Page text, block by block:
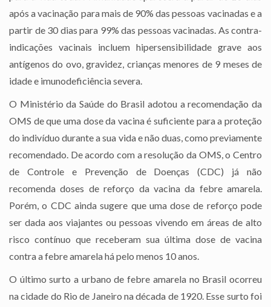
após a vacinação para mais de 90% das pessoas vacinadas e a
partir de 30 dias para 99% das pessoas vacinadas. As contra-
indicações vacinais incluem hipersensibilidade grave aos
antígenos do ovo, gravidez, crianças menores de 9 meses de
idade e imunodeficiência severa.
O Ministério da Saúde do Brasil adotou a recomendação da
OMS de que uma dose da vacina é suficiente para a proteção
do indivíduo durante a sua vida e não duas, como previamente
recomendado. De acordo com a resolução da OMS, o Centro
de Controle e Prevenção de Doenças (CDC) já não
recomenda doses de reforço da vacina da febre amarela.
Porém, o CDC ainda sugere que uma dose de reforço pode
ser dada aos viajantes ou pessoas vivendo em áreas de alto
risco contínuo que receberam sua última dose de vacina
contra a febre amarela há pelo menos 10 anos.
O último surto a urbano de febre amarela no Brasil ocorreu
na cidade do Rio de Janeiro na década de 1920. Esse surto foi